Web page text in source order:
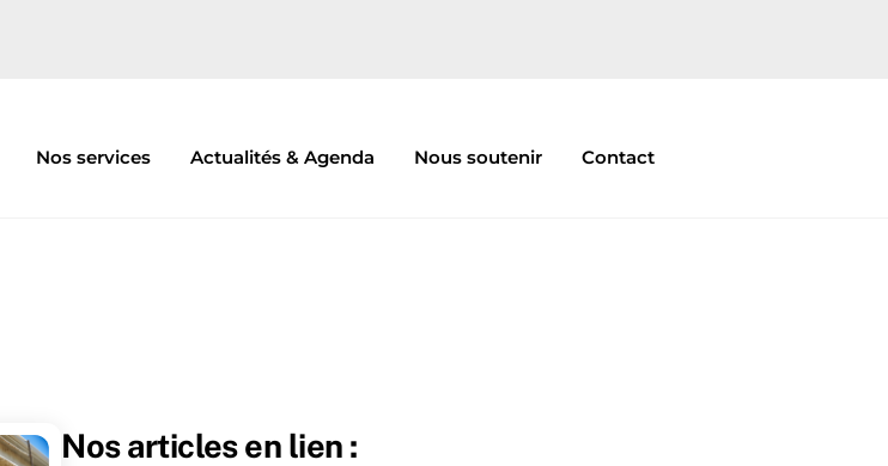
Nos services Actualités & Agenda Nous soutenir Contact
Nos articles en lien :